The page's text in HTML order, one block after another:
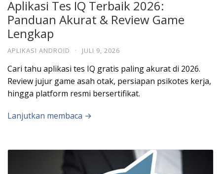
Aplikasi Tes IQ Terbaik 2026:
Panduan Akurat & Review Game
Lengkap
APLIKASI ANDROID · JULI 9, 2026
Cari tahu aplikasi tes IQ gratis paling akurat di 2026.
Review jujur game asah otak, persiapan psikotes kerja,
hingga platform resmi bersertifikat.
Lanjutkan membaca →